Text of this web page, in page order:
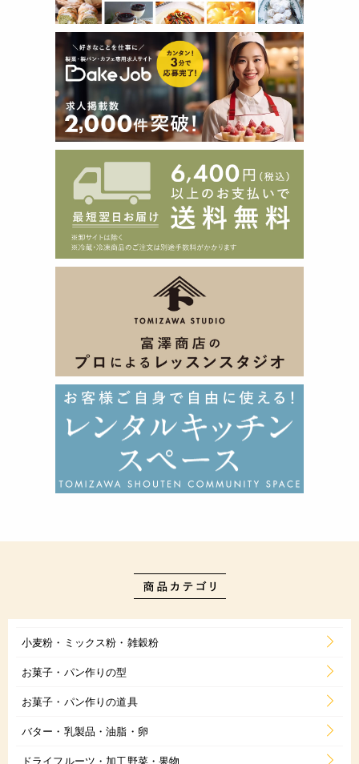
小麦粉・ミックス粉・雑穀粉
お菓子・パン作りの型
お菓子・パン作りの道具
バター・乳製品・油脂・卵
ドライフルーツ・加工野菜・果物